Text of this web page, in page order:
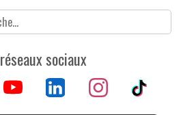
réseaux sociaux